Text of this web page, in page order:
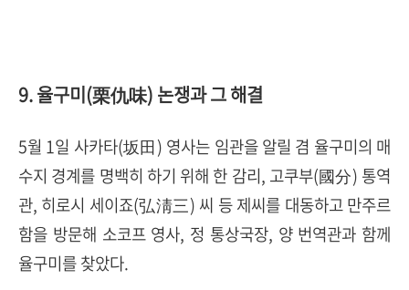
9. 율구미(栗仇味) 논쟁과 그 해결
5월 1일 사카타(坂田) 영사는 임관을 알릴 겸 율구미의 매
수지 경계를 명백히 하기 위해 한 감리, 고쿠부(國分) 통역
관, 히로시 세이죠(弘淸三) 씨 등 제씨를 대동하고 만주르
함을 방문해 소코프 영사, 정 통상국장, 양 번역관과 함께
율구미를 찾았다.